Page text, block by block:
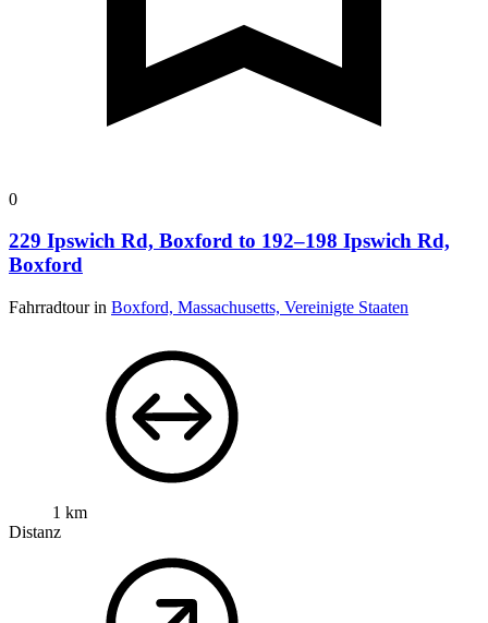
0
229 Ipswich Rd, Boxford to 192–198 Ipswich Rd,
Boxford
Fahrradtour in Boxford, Massachusetts, Vereinigte Staaten
1 km
Distanz